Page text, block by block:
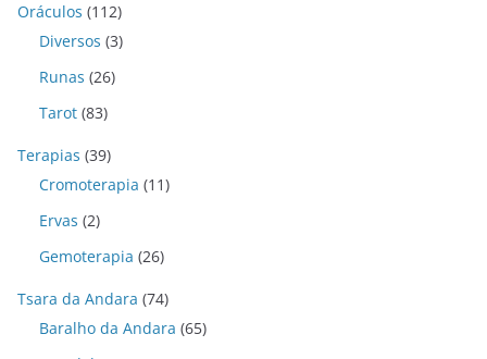
Oráculos (112)
Diversos (3)
Runas (26)
Tarot (83)
Terapias (39)
Cromoterapia (11)
Ervas (2)
Gemoterapia (26)
Tsara da Andara (74)
Baralho da Andara (65)